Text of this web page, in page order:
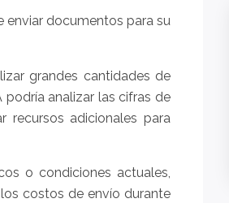
enviar documentos para su
grandes cantidades de
analizar las cifras de
recursos adicionales para
o condiciones actuales,
costos de envío durante